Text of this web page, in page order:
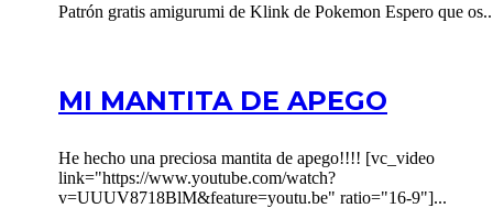
Patrón gratis amigurumi de Klink de Pokemon Espero que
MI MANTITA DE APEGO
He hecho una preciosa mantita de apego!!!! [vc_video
link="https://www.youtube.com/watch?
v=UUUV8718BlM&feature=youtu.be" ratio="16-9"]...